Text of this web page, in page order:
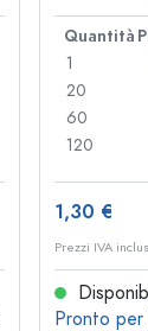
Quantità
1
20
60
120
1,30 €
Prezzi IVA
Pronto per